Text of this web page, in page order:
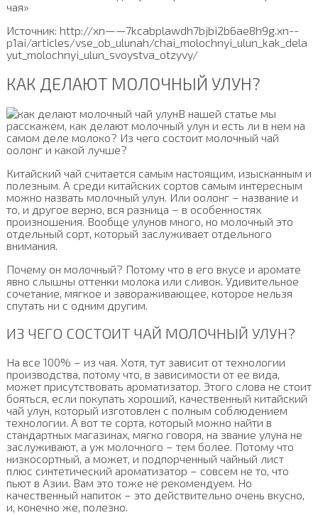
чая»
Источник: http://xn——7kcabplawdh7bjbi2b6ae8h9g.xn--
p1ai/articles/vse_ob_ulunah/chai_molochnyi_ulun_kak_dela
yut_molochnyi_ulun_svoystva_otzyvy/
КАК ДЕЛАЮТ МОЛОЧНЫЙ УЛУН?
В нашей статье мы
расскажем, как делают молочный улун и есть ли в нем на
самом деле молоко? Из чего состоит молочный чай
оолонг и какой лучше?
Китайский чай считается самым настоящим, изысканным и
полезным. А среди китайских сортов самым интересным
можно назвать молочный улун. Или оолонг – название и
то, и другое верно, вся разница – в особенностях
произношения. Вообще улунов много, но молочный это
отдельный сорт, который заслуживает отдельного
внимания.
Почему он молочный? Потому что в его вкусе и аромате
явно слышны оттенки молока или сливок. Удивительное
сочетание, мягкое и завораживающее, которое нельзя
спутать ни с одним другим.
ИЗ ЧЕГО СОСТОИТ ЧАЙ МОЛОЧНЫЙ УЛУН?
На все 100% – из чая. Хотя, тут зависит от технологии
производства, потому что, в зависимости от ее вида,
может присутствовать ароматизатор. Этого слова не стоит
бояться, если покупать хороший, качественный китайский
чай улун, который изготовлен с полным соблюдением
технологии. А вот те сорта, который можно найти в
стандартных магазинах, мягко говоря, на звание улуна не
заслуживают, а уж молочного – тем более. Потому что
низкосортный, а может, и подпорченный чайный лист
плюс синтетический ароматизатор – совсем не то, что
пьют в Азии. Вам это тоже не рекомендуем. Но
качественный напиток – это действительно очень вкусно,
и, конечно же, полезно.